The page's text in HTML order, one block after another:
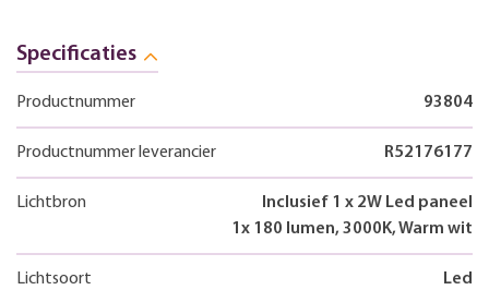
Specificaties
Productnummer 93804
Productnummer leverancier R52176177
Lichtbron
Inclusief 1 x 2W Led paneel
1x 180 lumen, 3000K, Warm wit
Lichtsoort Led